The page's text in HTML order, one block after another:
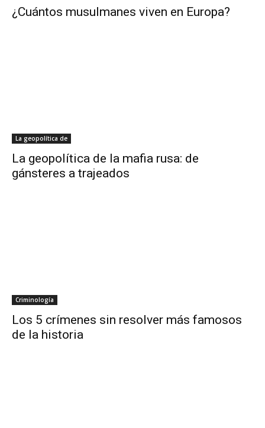
¿Cuántos musulmanes viven en Europa?
La geopolítica de
La geopolítica de la mafia rusa: de
gánsteres a trajeados
Criminología
Los 5 crímenes sin resolver más famosos
de la historia